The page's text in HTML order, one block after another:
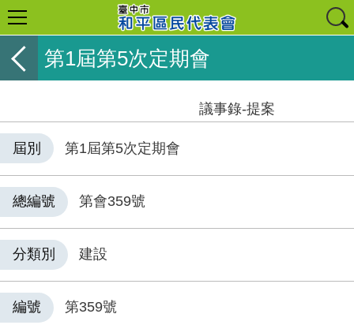
第1屆第5次定期會
議事錄-提案
屆別 第1屆第5次定期會
總編號 第會359號
分類別 建設
編號 第359號